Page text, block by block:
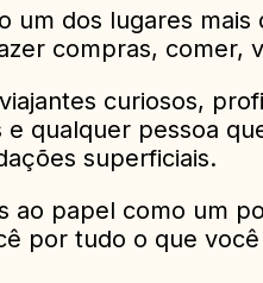
um dos lugares mais
compras, comer,
curiosos,
qualquer pessoa
superficiais.
ao papel como um
por tudo o que